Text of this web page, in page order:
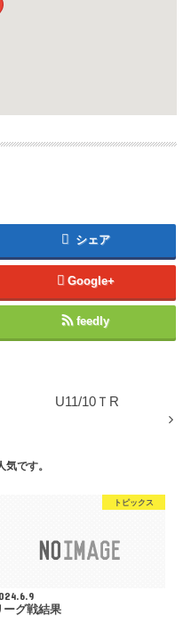
シェア
Google+
feedly
U11/10ＴR
気です。
トピックス
ーグ戦結果